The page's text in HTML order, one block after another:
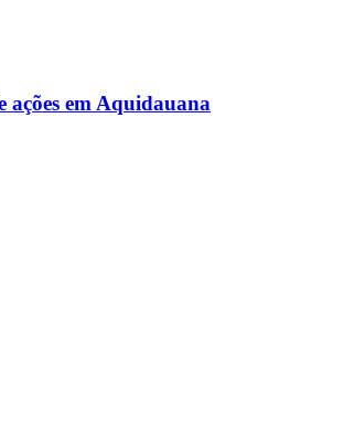
ações em Aquidauana